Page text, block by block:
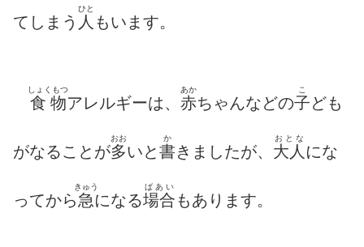
てしまう 人
ひと
もいます。
食物
しょくもつ
アレルギーは、 赤
あか
ちゃんなどの子
こ
ども
がなることが多
おお
いと書
か
きましたが、 大人
おとな
にな
ってから急
きゅう
になる場合
ばあい
もあります。